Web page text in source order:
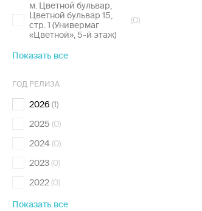
м. Цветной бульвар,
Цветной бульвар 15,
стр. 1 (Универмаг
«Цветной», 5-й этаж)
(0)
Показать все
ГОД РЕЛИЗА
2026 (1)
2025 (0)
2024(0)
2023(0)
2022(0)
Показать все